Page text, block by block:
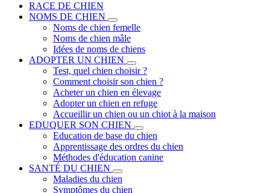
RACE DE CHIEN
NOMS DE CHIEN
Noms de chien femelle
Noms de chien mâle
Idées de noms de chiens
ADOPTER UN CHIEN
Test, quel chien choisir ?
Comment choisir son chien ?
Acheter un chien en élevage
Adopter un chien en refuge
Accueillir un chien ou un chiot à la maison
EDUQUER SON CHIEN
Education de base du chien
Apprentissage des ordres du chien
Méthodes d'éducation canine
SANTÉ DU CHIEN
Maladies du chien
Symptômes du chien